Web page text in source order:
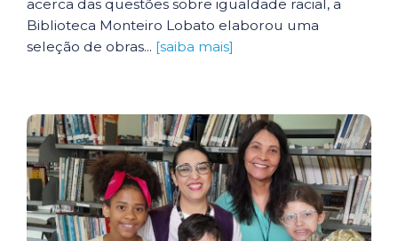
acerca das questões sobre igualdade racial, a
Biblioteca Monteiro Lobato elaborou uma
seleção de obras... [saiba mais]